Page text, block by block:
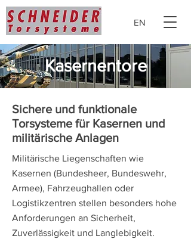
EN
Kasernentore
Sichere und funktionale
Torsysteme für Kasernen und
militärische Anlagen
Militärische Liegenschaften wie
Kasernen (Bundesheer, Bundeswehr,
Armee), Fahrzeughallen oder
Logistikzentren stellen besonders hohe
Anforderungen an Sicherheit,
Zuverlässigkeit und Langlebigkeit.